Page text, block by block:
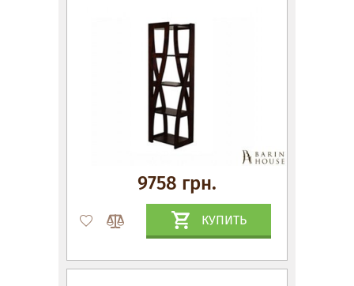
9758 грн.
КУПИТЬ